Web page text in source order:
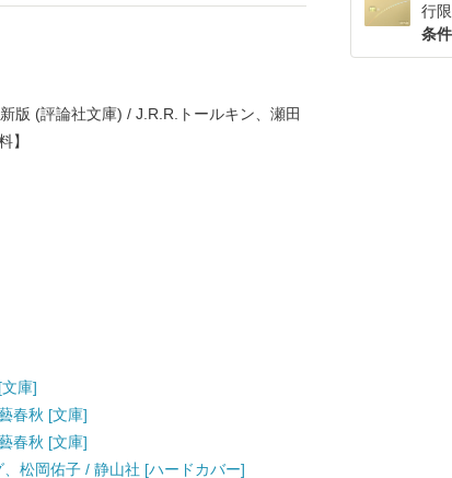
行
条
版 (評論社文庫) / J.R.R.トールキン、瀬田
】
庫]
春秋 [文庫]
春秋 [文庫]
松岡佑子 / 静山社 [ハードカバー]